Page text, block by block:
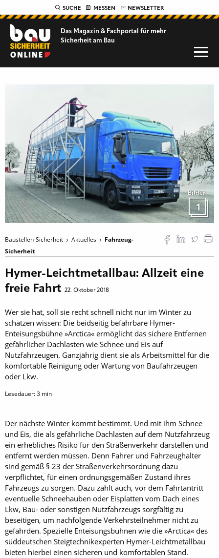
SUCHE MESSEN NEWSLETTER
Das Magazin & Fachportal für mehr
Sicherheit am Bau
Bilder
1
Baustellen-Sicherheit Aktuelles
Fahrzeug-
Sicherheit
Hymer-Leichtmetallbau: Allzeit eine
freie Fahrt 22. Oktober 2018
Wer sie hat, soll sie recht schnell nicht nur im Winter zu
schätzen wissen: Die beidseitig befahrbare Hymer-
Enteisungsbühne »Arctica« ermöglicht das sichere Entfernen
gefährlicher Dachlasten wie Schnee und Eis auf
Nutzfahrzeugen. Ganzjährig dient sie als Arbeitsmittel für die
komfortable Reinigung oder Wartung von Baufahrzeugen
oder Lkw.
Lesedauer:3 min
Der nächste Winter kommt bestimmt. Und mit ihm Schnee
und Eis, die als gefährliche Dachlasten auf dem Nutzfahrzeug
ein erhebliches Risiko für den Straßenverkehr darstellen und
entfernt werden müssen. Denn Fahrer und Fahrzeughalter
sind gemäß § 23 der Straßenverkehrsordnung dazu
verpflichtet, für einen ordnungsgemäßen Zustand ihres
Fahrzeugs zu sorgen. Dazu zählt auch, vor dem Fahrtantritt
eventuelle Schneehauben oder Eisplatten vom Dach eines
Lkw, Bau- oder sonstigen Nutzfahrzeugs sorgfältig zu
beseitigen, um nachfolgende Verkehrsteilnehmer nicht zu
gefährden. Spezielle Enteisungsbühnen wie die »Arctica« des
süddeutschen Steigtechnikexperten Hymer-Leichtmetallbau
bieten hierbei einen sicheren und komfortablen Stand.